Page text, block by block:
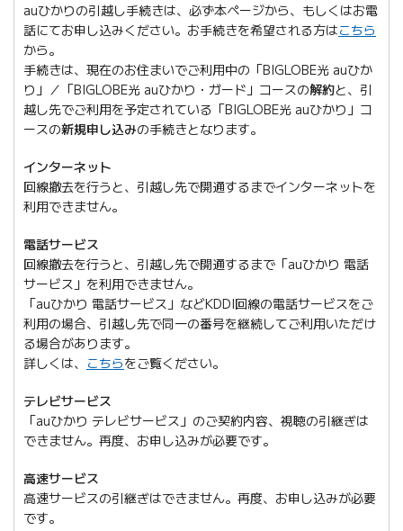
auひかりの引越し手続きは、必ず本ページから、もしくはお電
話にてお申し込みください。お手続きを希望される方はこちら
から。
手続きは、現在のお住まいでご利用中の「BIGLOBE光 auひか
り」／「BIGLOBE光 auひかり・ガード」コースの解約と、引
越し先でご利用を予定されている「BIGLOBE光 auひかり」コ
ースの新規申し込みの手続きとなります。
インターネット
回線撤去を行うと、引越し先で開通するまでインターネットを
利用できません。
電話サービス
回線撤去を行うと、引越し先で開通するまで「auひかり 電話
サービス」を利用できません。
「auひかり 電話サービス」などKDDI回線の電話サービスをご
利用の場合、引越し先で同一の番号を継続してご利用いただけ
る場合があります。
詳しくは、 こちらをご覧ください。
テレビサービス
「auひかり テレビサービス」のご契約内容、視聴の引継ぎは
できません。再度、お申し込みが必要です。
高速サービス
高速サービスの引継ぎはできません。再度、お申し込みが必要
です。